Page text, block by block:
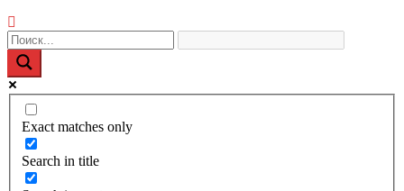
Exact matches only
Search in title